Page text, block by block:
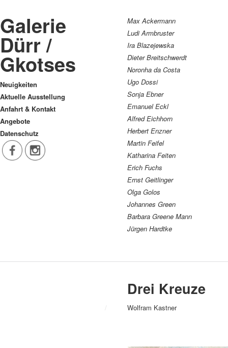
Galerie
Dürr /
Gkotses
Neuigkeiten
Aktuelle Ausstellung
Anfahrt & Kontakt
Angebote
Datenschutz
Max Ackermann
Ludi Armbruster
Ira Blazejewska
Dieter Breitschwerdt
Noronha da Costa
Ugo Dossi
Sonja Ebner
Emanuel Eckl
Alfred Eichhorn
Herbert Enzner
Martin Feifel
Katharina Feiten
Erich Fuchs
Ernst Geitlinger
Olga Golos
Johannes Green
Barbara Greene Mann
Jürgen Hardtke
Drei Kreuze
/ Wolfram Kastner